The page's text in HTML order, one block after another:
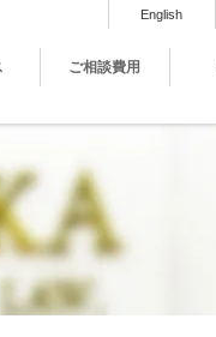
English
ご相談費用